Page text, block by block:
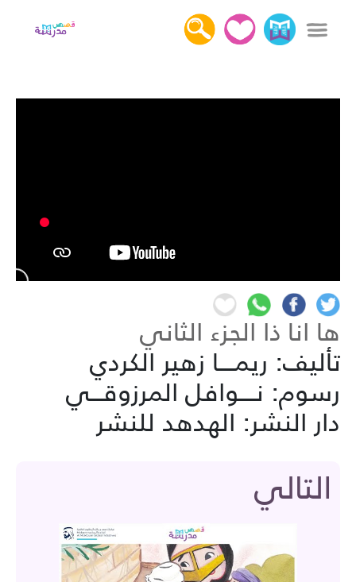
x
التالي
ها انا ذا الجزء الثاني
تأليف: ريمــــا زهير الكردي
رسوم: نــــوافل المرزوقـــي
دار النشر: الهدهد للنشر